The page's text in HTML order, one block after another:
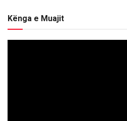
Kënga e Muajit